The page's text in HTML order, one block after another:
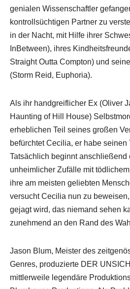
genialen Wissenschaftler
kontrollsüchtigen Partner zu
in der Nacht, mit Hilfe ihrer
InBetween), ihres
Straight Outta Compton) und
(Storm Reid, Euphoria).
Als ihr handgreiflicher Ex (Oliver
Haunting of Hill House)
erheblichen Teil seines großen
befürchtet Cecilia, er habe seinen
Tatsächlich beginnt anschließend
unheimlicher Zufälle mit
ihre am meisten geliebten
versucht Cecilia nun zu
gejagt wird, das niemand sehen
zunehmend an den Rand des
Jason Blum, Meister des
Genres, produzierte DER
mittlerweile legendäre